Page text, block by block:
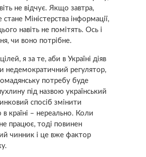
не відчує. Якщо завтра,
Міністерства інформації,
навіть не помітять. Ось і
чи воно потрібне.
я за те, аби в Україні діяв
недемократичний регулятор,
потребу буде
під назвою український
спосіб змінити
в країні – нереально. Коли
працює, тоді повинен
чинник і це вже фактор